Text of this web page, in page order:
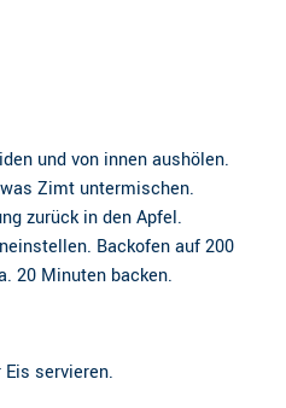
und von innen aushölen.
Zimt untermischen.
zurück in den Apfel.
Backofen auf 200
20 Minuten backen.
servieren.